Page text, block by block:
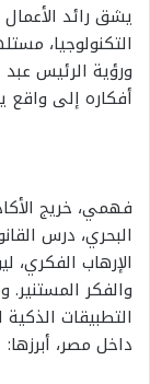
يشق رائد
التكنولوجيا،
ورؤية الرئيس
أفكاره إلى واقع
فهمي، خريج
البحري، درس
الإرهاب
والفكر
التطبيقات
داخل مصر، أبرزها: